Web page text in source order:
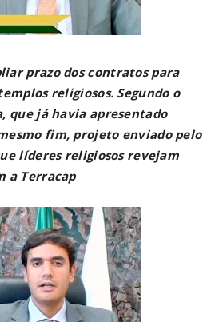
prazo dos contratos para
religiosos. Segundo o
que já havia apresentado
fim, projeto enviado pelo
líderes religiosos revejam
a Terracap